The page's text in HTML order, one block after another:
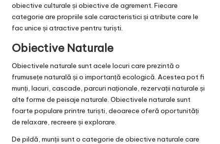
obiective culturale și obiective de agrement. Fiecare
categorie are propriile sale caracteristici și atribute care le
fac unice și atractive pentru turiști.
Obiective Naturale
Obiectivele naturale sunt acele locuri care prezintă o
frumusețe naturală și o importanță ecologică. Acestea pot fi
munți, lacuri, cascade, parcuri naționale, rezervații naturale și
alte forme de peisaje naturale. Obiectivele naturale sunt
foarte populare printre turiști, deoarece oferă oportunități
de relaxare, recreere și explorare.
De pildă, munții sunt o categorie de obiective naturale care